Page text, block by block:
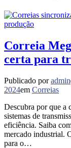
Correia
certa para
Publicado poradmin
2024em Correias
Descubra por que a
sistemas de
eficiência. Saiba
mercado industrial.
para o…